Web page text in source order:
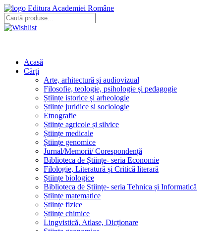
Editura Academiei Române
Acasă
Cărți
Arte, arhitectură și audiovizual
Filosofie, teologie, psihologie și pedagogie
Științe istorice și arheologie
Științe juridice si sociologie
Etnografie
Științe agricole și silvice
Științe medicale
Științe genomice
Jurnal/Memorii/ Corespondență
Biblioteca de Științe- seria Economie
Filologie, Literatură și Critică literară
Științe biologice
Biblioteca de Științe- seria Tehnica și Informatică
Științe matematice
Științe fizice
Științe chimice
Lingvistică, Atlase, Dicționare